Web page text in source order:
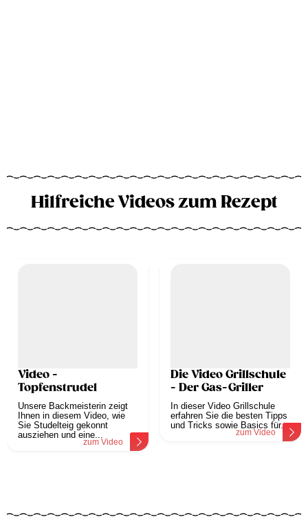
Hilfreiche Videos zum Rezept
Video -
Topfenstrudel
Unsere Backmeisterin zeigt
Ihnen in diesem Video, wie
Sie Studelteig gekonnt
ausziehen und eine...
zum Video
Die Video Grillschule
- Der Gas-Griller
In dieser Video Grillschule
erfahren Sie die besten Tipps
und Tricks sowie Basics für...
zum Video